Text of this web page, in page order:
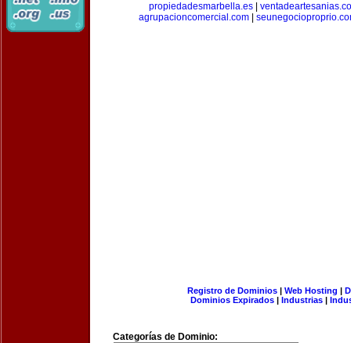
propiedadesmarbella.es|
agrupacioncomercial.com
Registro de Dominios| Web Hosting |
Dominios Expirados | Industrias |
Categorías de Dominio: